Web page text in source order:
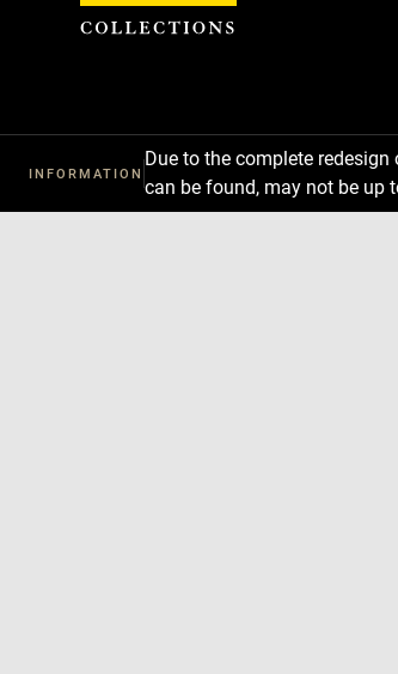
INFORMATION
Due to the complete
can be found, may not be up
Cookies management panel